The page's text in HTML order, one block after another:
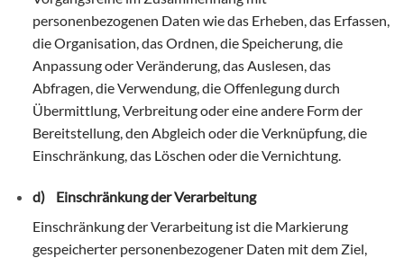
personenbezogenen Daten wie das Erheben, das Erfassen,
die Organisation, das Ordnen, die Speicherung, die
Anpassung oder Veränderung, das Auslesen, das
Abfragen, die Verwendung, die Offenlegung durch
Übermittlung, Verbreitung oder eine andere Form der
Bereitstellung, den Abgleich oder die Verknüpfung, die
Einschränkung, das Löschen oder die Vernichtung.
d) Einschränkung der Verarbeitung
Einschränkung der Verarbeitung ist die Markierung
gespeicherter personenbezogener Daten mit dem Ziel,